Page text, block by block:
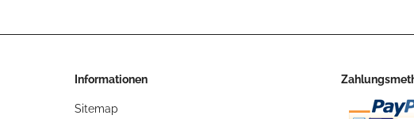
Informationen
Sitemap